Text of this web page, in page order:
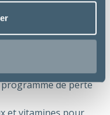
sur la satiété en
d’aliment.
aide à maintenir la
de perte